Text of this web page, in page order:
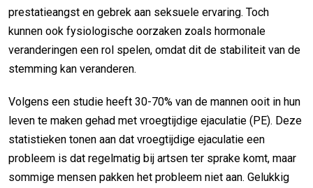
prestatieangst en gebrek aan seksuele ervaring. Toch
kunnen ook fysiologische oorzaken zoals hormonale
veranderingen een rol spelen, omdat dit de stabiliteit van de
stemming kan veranderen.
Volgens een studie heeft 30-70% van de mannen ooit in hun
leven te maken gehad met vroegtijdige ejaculatie (PE). Deze
statistieken tonen aan dat vroegtijdige ejaculatie een
probleem is dat regelmatig bij artsen ter sprake komt, maar
sommige mensen pakken het probleem niet aan. Gelukkig